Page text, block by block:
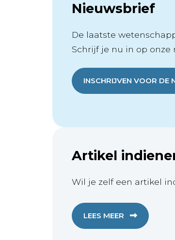
Nieuwsbrief
De laatste
Schrijf je nu in op onze
INSCHRIJVEN VOOR DE
Artikel
Wil je zelf een artikel
LEES MEER